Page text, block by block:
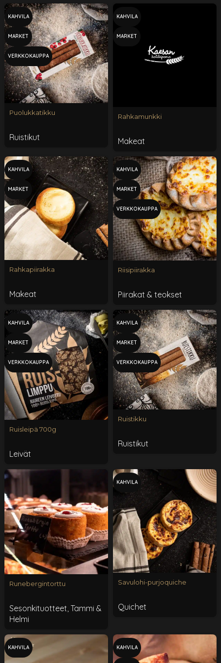
KAHVILA
MARKET
VERKKOKAUPPA
Puolukkatikku
Ruistikut
KAHVILA
MARKET
Rahkamunkki
Makeat
KAHVILA
MARKET
Rahkapiirakka
Makeat
KAHVILA
MARKET
VERKKOKAUPPA
Riisipiirakka
Piirakat & teokset
KAHVILA
MARKET
VERKKOKAUPPA
Ruisleipä 700g
Leivät
KAHVILA
MARKET
VERKKOKAUPPA
Ruistikku
Ruistikut
Runebergintorttu
Sesonkituotteet Tammi &
Helmi
KAHVILA
Savulohi-purjoquiche
Quichet
KAHVILA KAHVILA